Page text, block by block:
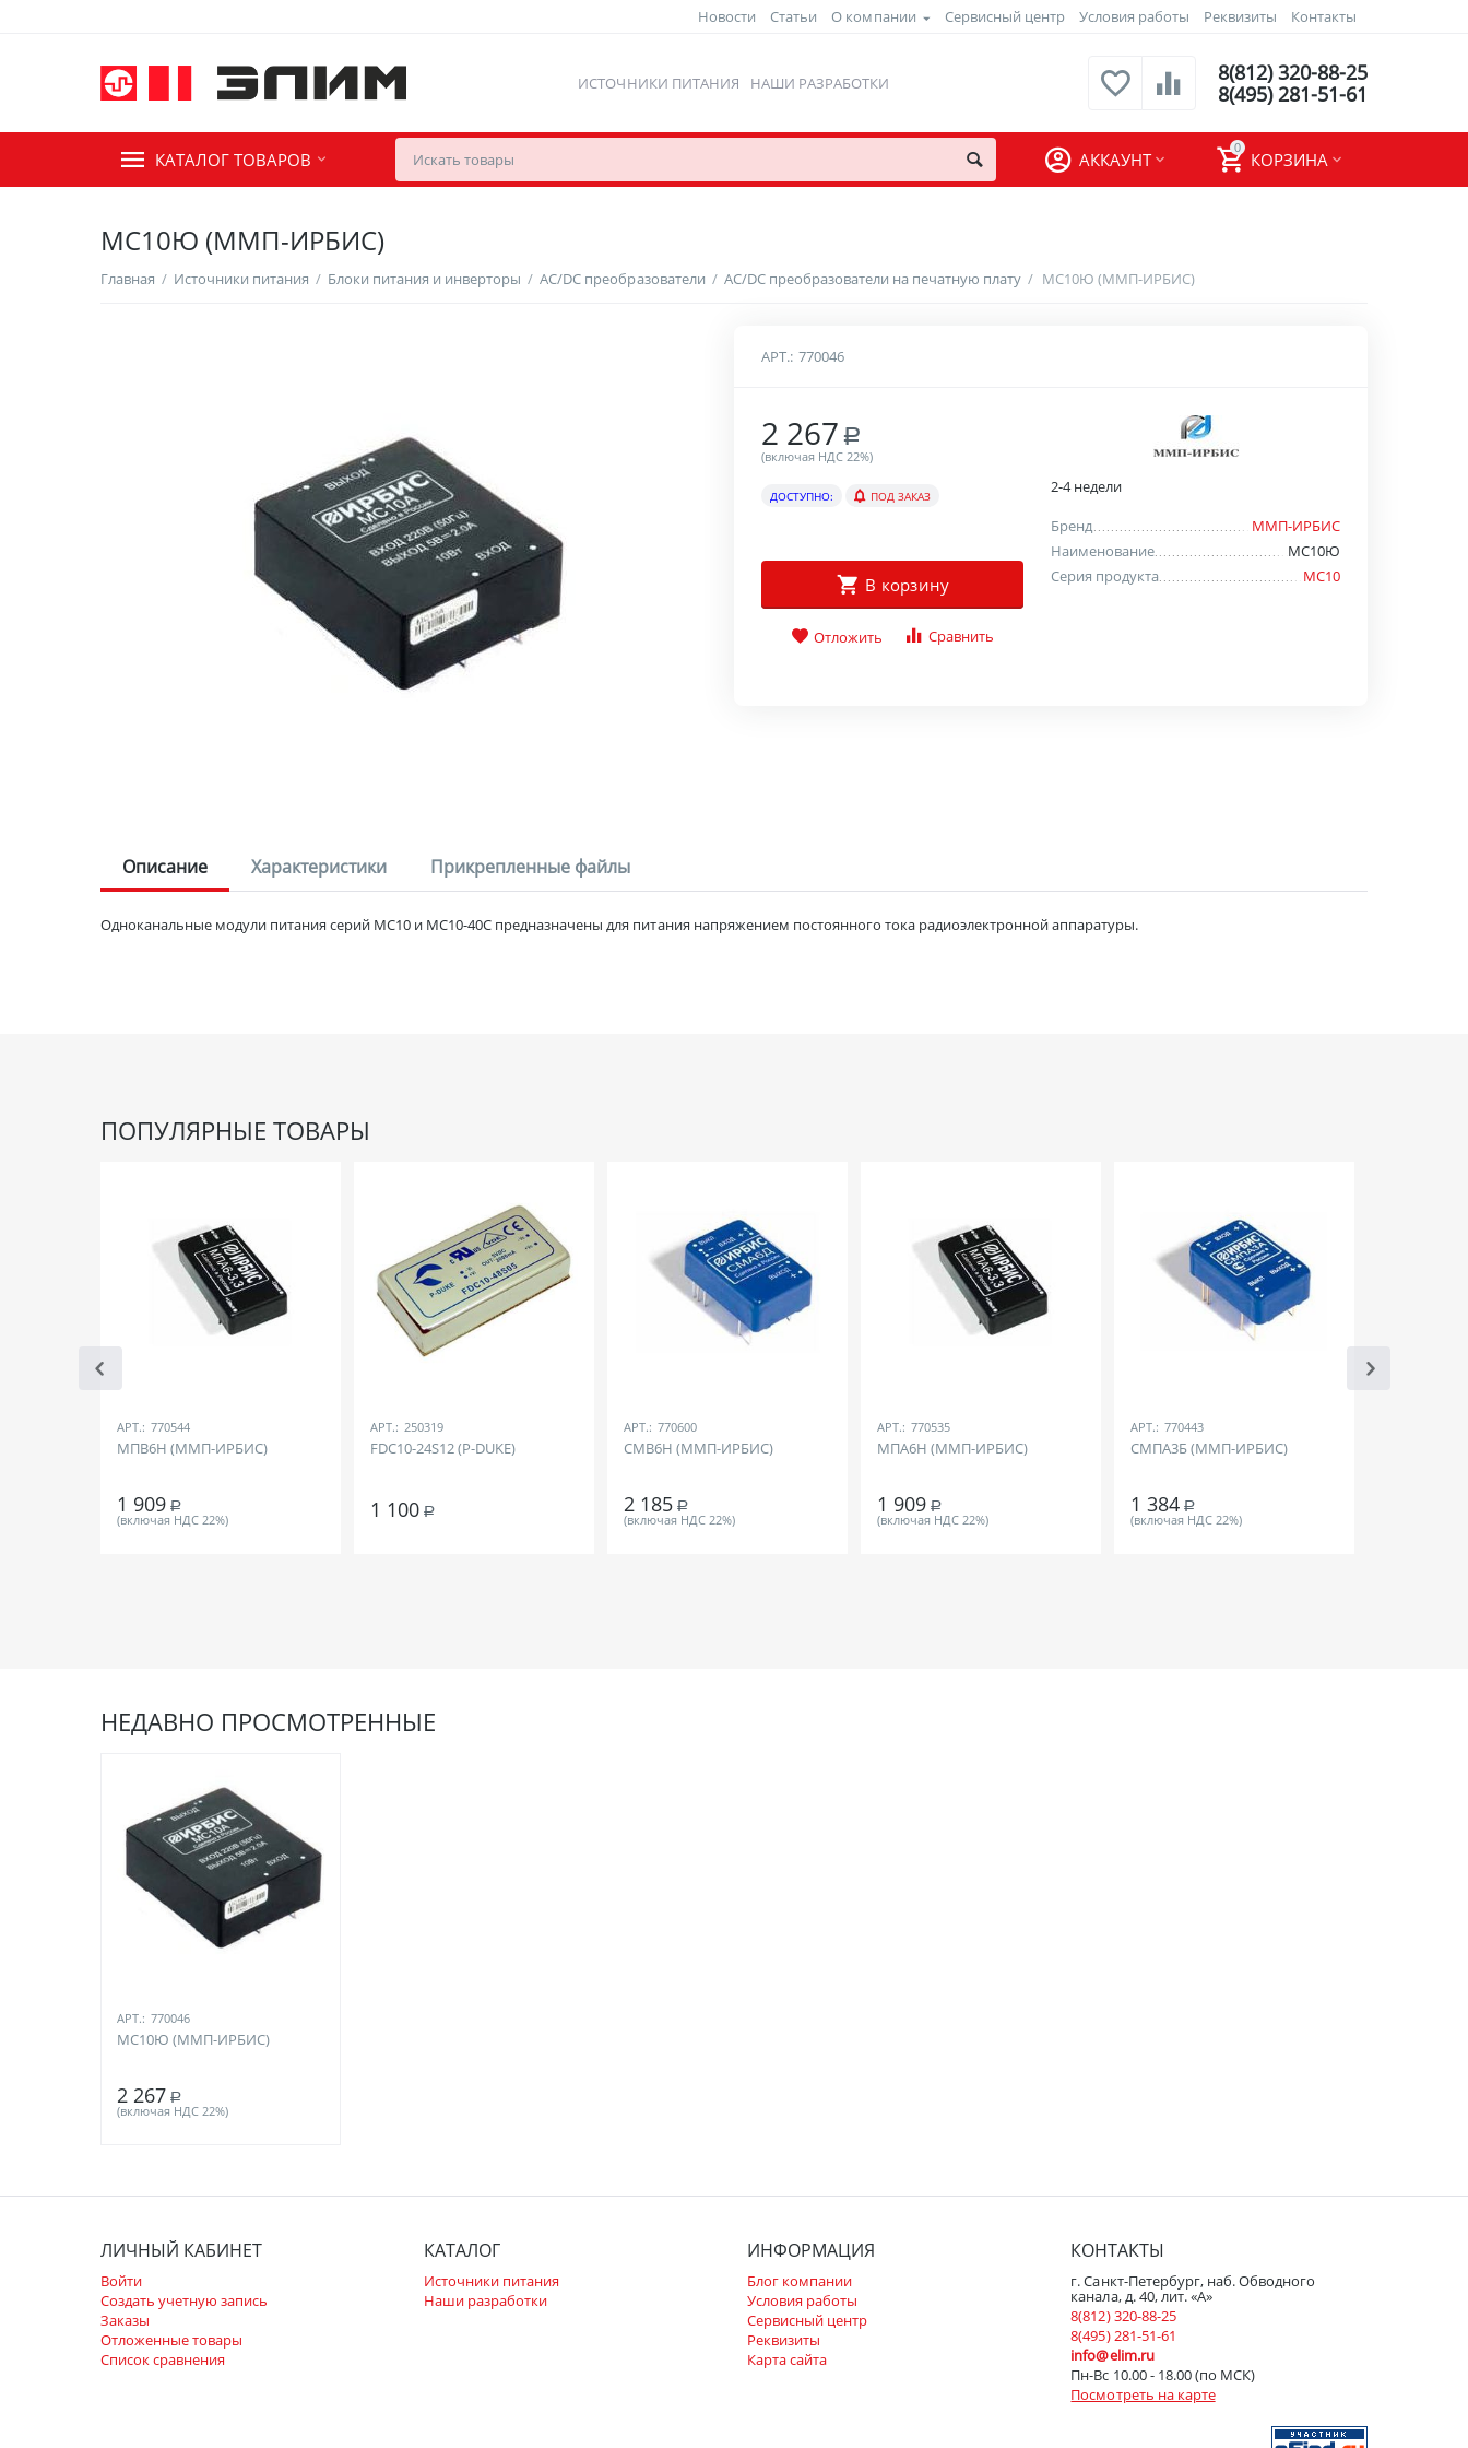
Новости Статьи О компании Сервисный центр Условия работы Реквизиты Контакты
ИСТОЧНИКИ ПИТАНИЯ НАШИ РАЗРАБОТКИ
8(812) 320-88-25
8(495) 281-51-61
КАТАЛОГ ТОВАРОВ
0
КОРЗИНА
АККАУНТ
МС10Ю (ММП-ИРБИС)
Главная / Источники питания / Блоки питания и инверторы / AC/DC преобразователи / AC/DC преобразователи на печатную плату / МС10Ю (ММП-ИРБИС)
АРТ.: 770046
2 267 Р
(включая НДС 22%)
ДОСТУПНО: ПОД ЗАКАЗ
В корзину
Отложить Сравнить
2-4 недели
Бренд
ММП-ИРБИС
Наименование
МС10Ю
Серия продукта
МС10
Описание Характеристики Прикрепленные файлы
Одноканальные модули питания серий МС10 и МС10-40С предназначены для питания напряжением постоянного тока радиоэлектронной аппаратуры.
ПОПУЛЯРНЫЕ ТОВАРЫ
АРТ.: 770544
МПВ6Н (ММП-ИРБИС)
1 909 Р
(включая НДС 22%)
АРТ.: 250319
FDC10-24S12 (P-DUKE)
1 100 Р
АРТ.: 770600
СМВ6Н (ММП-ИРБИС)
2 185 Р
(включая НДС 22%)
АРТ.: 770535
МПА6Н (ММП-ИРБИС)
1 909 Р
(включая НДС 22%)
АРТ.: 770443
СМПА3Б (ММП-ИРБИС)
1 384 Р
(включая НДС 22%)
НЕДАВНО ПРОСМОТРЕННЫЕ
АРТ.: 770046
МС10Ю (ММП-ИРБИС)
2 267 Р
(включая НДС 22%)
ЛИЧНЫЙ КАБИНЕТ
Войти
Создать учетную запись
Заказы
Отложенные товары
Список сравнения
КАТАЛОГ
Источники питания
Наши разработки
ИНФОРМАЦИЯ
Блог компании
Условия работы
Сервисный центр
Реквизиты
Карта сайта
КОНТАКТЫ
г. Санкт-Петербург, наб. Обводного
канала, д. 40, лит. «А»
8(812) 320-88-25
8(495) 281-51-61
info@elim.ru
Пн-Вс 10.00 - 18.00 (по МСК)
Посмотреть на карте